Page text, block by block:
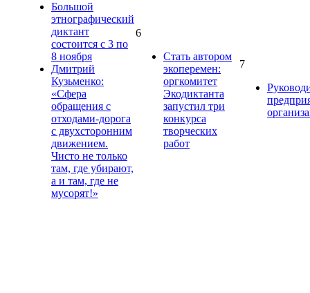
Большой
этнографический
диктант
состоится с 3 по
8 ноября
Дмитрий
Кузьменко:
«Сфера
обращения с
отходами-дорога
с двухсторонним
движением.
Чисто не только
там, где убирают,
а и там, где не
мусорят!»
6
Стать автором
экоперемен:
оргкомитет
Экодиктанта
запустил три
конкурса
творческих
работ
7